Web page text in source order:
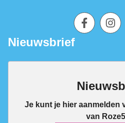
Nieuwsbrief
Je kunt je hier aanmelden
van